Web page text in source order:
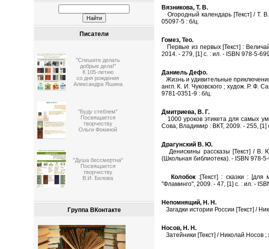
Писатели
"Спешите делать
добрые дела!"
К 105-летию
со дня рождения
Александра Яшина
"Буду стеблем"
Посвящается
творчеству
Ольги Фокиной
"Душа бессмертна"
Посвящается
творчеству
В.И. Белова
Группа ВКонтакте
Вязникова, Т. В.
Огородный календарь [Текст] / Т.
05097-5 : б/ц.
Гомез, Тео.
Первые из первых [Текст] :
2014. - 279, [1] с. : ил. - ISBN 978-5-
Даниель Дефо.
Жизнь и удивительные
англ. К. И. Чуковского ; худож. Р. Ф.
9781-0351-9 : б/ц.
Дмитриева, В. Г.
1000 уроков этикета для самых
Сова; Владимир : ВКТ, 2009. - 255,
Драгунский В. Ю.
Денискины рассказы [Текст] /
(Школьная библиотека). - ISBN 978-
Колобок:[Текст] : сказки : [для
"Фламинго", 2009. - 47, [1] с. : ил. -
Непомнящий, Н. Н.
Загадки истории России [Текст] /
Носов, Н. Н.
Затейники [Текст] / Николай Носов